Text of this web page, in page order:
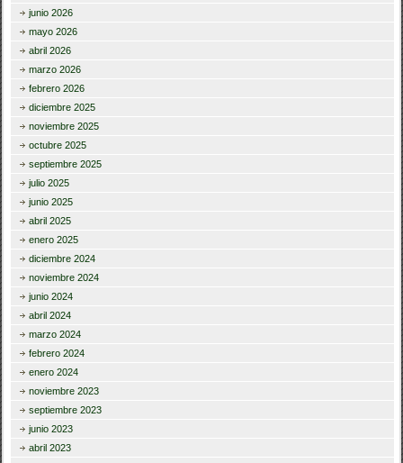
junio 2026
mayo 2026
abril 2026
marzo 2026
febrero 2026
diciembre 2025
noviembre 2025
octubre 2025
septiembre 2025
julio 2025
junio 2025
abril 2025
enero 2025
diciembre 2024
noviembre 2024
junio 2024
abril 2024
marzo 2024
febrero 2024
enero 2024
noviembre 2023
septiembre 2023
junio 2023
abril 2023